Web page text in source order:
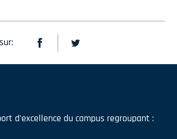
d'excellence du campus regroupant :